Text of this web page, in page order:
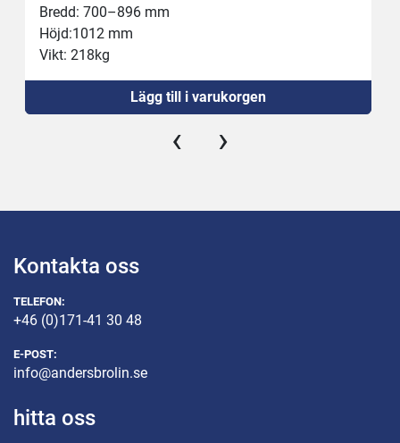
Bredd: 700–896 mm
Höjd:1012 mm
Vikt: 218kg
Anslutning: 400 V, 3,8 kW, 16 A
Kapacitet: max 1 700 kg/h
Kammare: 100x100x350 mm
Tjocklek: 0,5 – 60 mm
Lägg till i varukorgen
‹ ›
Kontakta oss
TELEFON:
+46 (0)171-41 30 48
E-POST:
info@andersbrolin.se
hitta oss